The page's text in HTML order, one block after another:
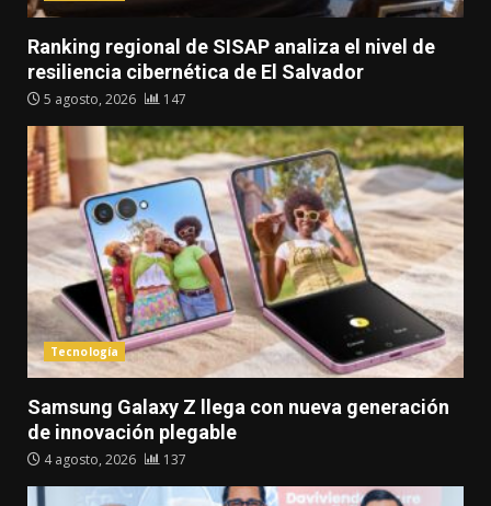
Ranking regional de SISAP analiza el nivel de
resiliencia cibernética de El Salvador
5 agosto, 2026 147
Tecnología
Samsung Galaxy Z llega con nueva generación
de innovación plegable
4 agosto, 2026 137